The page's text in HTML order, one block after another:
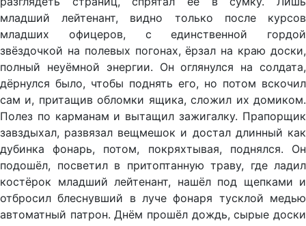
младший лейтенант, видно только после курсов
младших офицеров, с единственной гордой
звёздочкой на полевых погонах, ёрзал на краю доски,
полный неуёмной энергии. Он оглянулся на солдата,
дёрнулся было, чтобы поднять его, но потом вскочил
сам и, притащив обломки ящика, сложил их домиком.
Полез по карманам и вытащил зажигалку. Прапорщик
завздыхал, развязал вещмешок и достал длинный как
дубинка фонарь, потом, покряхтывая, поднялся. Он
подошёл, посветил в притоптанную траву, где ладил
костёрок младший лейтенант, нашёл под щепками и
отбросил блеснувший в луче фонаря тусклой медью
автоматный патрон. Днём прошёл дождь, сырые доски